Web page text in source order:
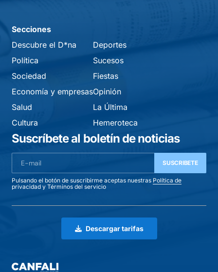
Secciones
Descubre el D*na
Política
Sociedad
Economía y empresas
Salud
Cultura
Deportes
Sucesos
Fiestas
Opinión
La Última
Hemeroteca
Suscríbete al boletín de noticias
SUSCRIBETE
Pulsando el botón de suscribirme aceptas nuestras Política de
privacidad y Términos del servicio
Descargar tarifas